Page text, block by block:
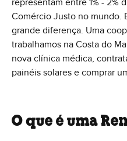
representam entre 1% - 2%
Comércio Justo no mundo.
grande diferença. Uma
trabalhamos na Costa do
nova clínica médica,
painéis solares e comprar
O que é uma